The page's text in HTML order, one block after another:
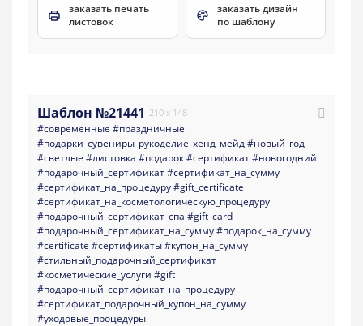
заказать печать
листовок
заказать дизайн
по шаблону
Шаблон №21441 210 x 148
#современные #праздничные
#подарки_сувениры_рукоделие_хенд_мейд#новый_год
#светлые #листовка #подарок#сертификат#новогодний
#подарочный_сертификат#сертификат_на_сумму
#сертификат_на_процедуру#gift_certificate
#сертификат_на_косметологическую_процедуру
#подарочный_сертификат_спа #gift_card
#подарочный_сертификат_на_сумму#подарок_на_сумму
#certificate #сертификаты#купон_на_сумму
#стильный_подарочный_сертификат
#косметические_услуги #gift
#подарочный_сертификат_на_процедуру
#сертификат_подарочный_купон_на_сумму
#уходовые_процедуры